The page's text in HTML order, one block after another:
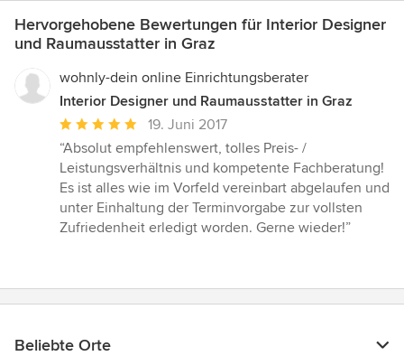
Hervorgehobene Bewertungen für Interior Designer
und Raumausstatter in Graz
wohnly-dein online Einrichtungsberater
Interior Designer und Raumausstatter in Graz
Durchschnittliche
Bewertung:
5
von
5
Sternen
19. Juni 2017
“Absolut empfehlenswert, tolles Preis- /
Leistungsverhältnis und kompetente Fachberatung!
Es ist alles wie im Vorfeld vereinbart abgelaufen und
unter Einhaltung der Terminvorgabe zur vollsten
Zufriedenheit erledigt worden. Gerne wieder!”
Beliebte Orte